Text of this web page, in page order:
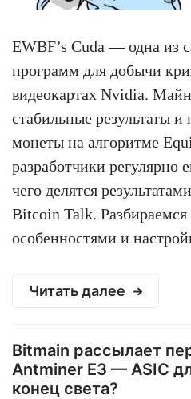
EWBF’s Cuda — одна из
программ для добычи
видеокартах Nvidia.
стабильные результаты и
монеты на алгоритме
разработчики регулярно
чего делятся
Bitcoin Talk. Разбираемся
особенностями и
Читать далее
Bitmain рассылает
Antminer E3 — ASIC
конец света?